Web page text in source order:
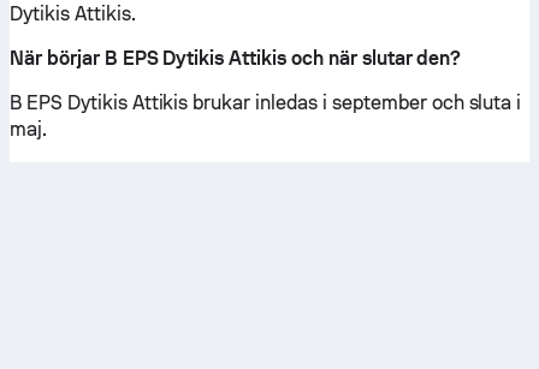
Dytikis Attikis.
När börjar B EPS Dytikis Attikis och när slutar den?
B EPS Dytikis Attikis brukar inledas i september och sluta i
maj.